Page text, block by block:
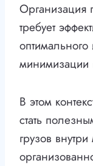
Организация
требует
минимизации
В этом
стать
грузов